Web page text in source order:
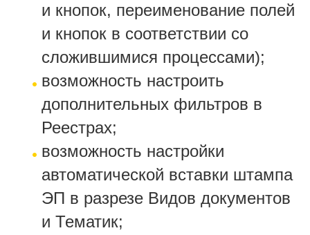
и кнопок, переименование полей
и кнопок в соответствии со
сложившимися процессами);
возможность настроить
дополнительных фильтров в
Реестрах;
возможность настройки
автоматической вставки штампа
ЭП в разрезе Видов документов
и Тематик;